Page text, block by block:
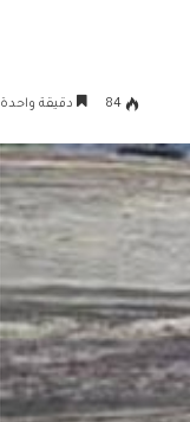
84 دقيقة واحدة